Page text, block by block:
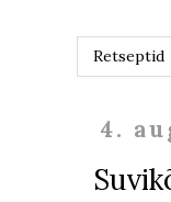
Retseptid
4.